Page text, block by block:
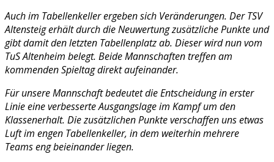
Auch im Tabellenkeller ergeben sich Veränderungen. Der TSV
Altensteig erhält durch die Neuwertung zusätzliche Punkte und
gibt damit den letzten Tabellenplatz ab. Dieser wird nun vom
TuS Altenheim belegt. Beide Mannschaften treffen am
kommenden Spieltag direkt aufeinander.
Für unsere Mannschaft bedeutet die Entscheidung in erster
Linie eine verbesserte Ausgangslage im Kampf um den
Klassenerhalt. Die zusätzlichen Punkte verschaffen uns etwas
Luft im engen Tabellenkeller, in dem weiterhin mehrere
Teams eng beieinander liegen.